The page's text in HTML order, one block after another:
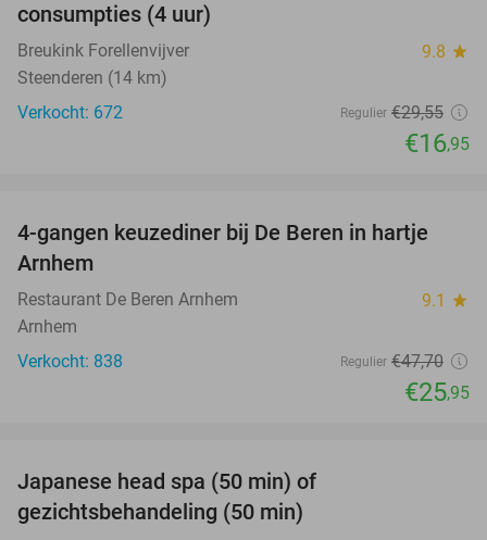
consumpties (4 uur)
Breukink Forellenvijver 9.8 star
Steenderen (14 km)
Verkocht: 672
Regulier €29,55
€16,95
46%
4-gangen keuzediner bij De Beren in hartje
Arnhem
Restaurant De Beren Arnhem 9.1 star
Arnhem
Verkocht: 838
Regulier €47,70
€25,95
Japanese head spa (50 min) of
gezichtsbehandeling (50 min)